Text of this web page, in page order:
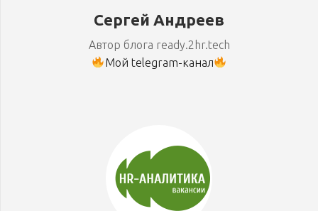
Сергей Андреев
Автор блога ready.2hr.tech
Мой telegram-канал